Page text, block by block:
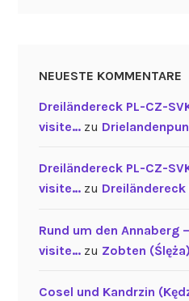
NEUESTE KOMMENTARE
Dreiländereck PL-CZ-
visite…zu
Dreiländereck PL-CZ-
visite…zu Dreiländereck
Rund um den Annaberg
visite…zu Zobten (Ślęża)
Cosel und Kandrzin